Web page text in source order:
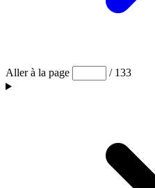
Aller à la page / 133